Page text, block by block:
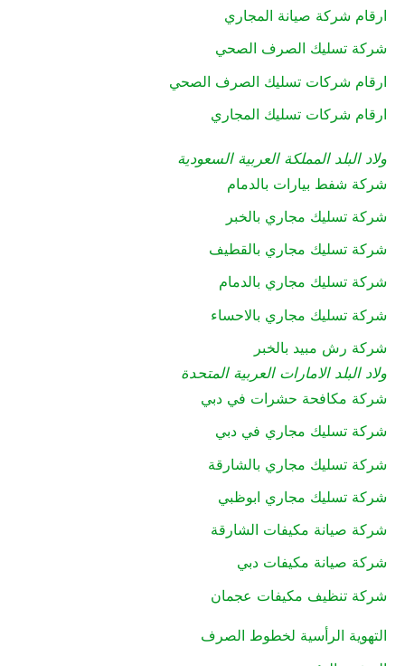
ارقام شركة صيانة المجاري
شركة تسليك الصرف الصحي
ارقام شركات تسليك الصرف الصحي
ارقام شركات تسليك المجاري
ولاد البلد المملكة العربية السعودية
شركة شفط بيارات بالدمام
شركة تسليك مجاري بالخبر
شركة تسليك مجاري بالقطيف
شركة تسليك مجاري بالدمام
شركة تسليك مجاري بالاحساء
شركة رش مبيد بالخبر
ولاد البلد الامارات العربية المتحدة
شركة مكافحة حشرات في دبي
شركة تسليك مجاري في دبي
شركة تسليك مجاري بالشارقة
شركة تسليك مجاري ابوظبي
شركة صيانة مكيفات الشارقة
شركة صيانة مكيفات دبي
شركة تنظيف مكيفات عجمان
التهوية الرأسية لخطوط الصرف